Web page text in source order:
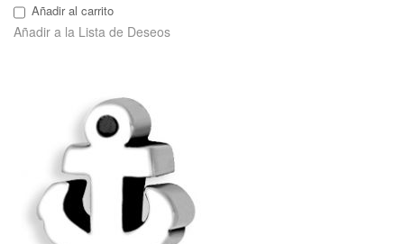
Añadir al carrito
Añadir a la Lista de Deseos